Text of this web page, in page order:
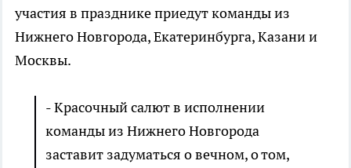
участия в празднике приедут команды из
Нижнего Новгорода, Екатеринбурга, Казани и
Москвы.
- Красочный салют в исполнении
команды из Нижнего Новгорода
заставит задуматься о вечном, о том,